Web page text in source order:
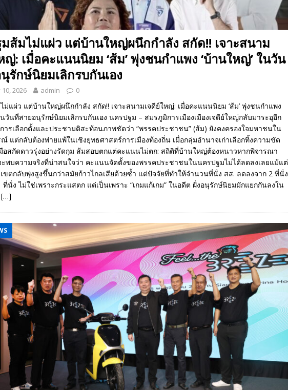
ส้มไม่แผ่ว แต่บ้านใหญ่ผนึกกำลัง สกัด!! เจาะสนาม
ญ่: เมื่อคะแนนนิยม ‘ส้ม’ พุ่งชนกำแพง ‘บ้านใหญ่’ ในวัน
รักษ์นิยมเลิกรบกันเอง
2026 admin 0
แผ่ว แต่บ้านใหญ่ผนึกกำลัง สกัด!! เจาะสนามเจดีย์ใหญ่: เมื่อคะแนนนิยม ‘ส้ม’ พุ่งชนกำแพง
นวันที่สายอนุรักษ์นิยมเลิกรบกันเอง นครปฐม – สมรภูมิการเมืองเมืองเจดีย์ใหญ่กลับมาระอุอีก
ารเลือกตั้งและประชามติสะท้อนภาพชัดว่า “พรรคประชาชน” (ส้ม) ยังคงครองใจมหาชนใน
ณ์ แต่กลับต้องพ่ายแพ้ในเชิงยุทธศาสตร์การเมืองท้องถิ่น เมื่อกลุ่มอำนาจเก่าเลือกทิ้งความขัด
อสกัดดาวรุ่งอย่างรัดกุม ส้มสอบตกแต่คะแนนไม่ตก: สถิติที่บ้านใหญ่ต้องหนาวหากพิจารณา
ะพบความจริงที่น่าสนใจว่า คะแนนจัดตั้งของพรรคประชาชนในนครปฐมไม่ได้ลดลงเลยแม้แต่
ขตกลับพุ่งสูงขึ้นกว่าสมัยก้าวไกลเสียด้วยซ้ำ แต่ปัจจัยที่ทำให้จำนวนที่นั่ง สส. ลดลงจาก 2 ที่นั่ง
ที่นั่ง ไม่ใช่เพราะกระแสตก แต่เป็นเพราะ “เกมแก้เกม” ในอดีต ฝั่งอนุรักษ์นิยมมักแยกกันลงใน
[…]